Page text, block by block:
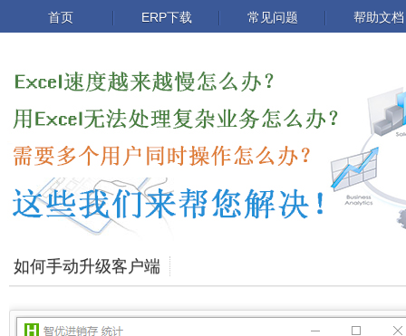
首页 ERP下载 常见问题 帮助文档
如何手动升级客户端